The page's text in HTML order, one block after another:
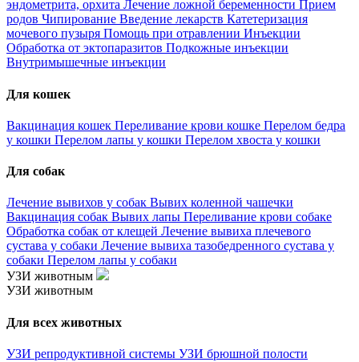
эндометрита, орхита Лечение ложной беременности Прием
родов Чипирование Введение лекарств Катетеризация
мочевого пузыря Помощь при отравлении Инъекции
Обработка от эктопаразитов Подкожные инъекции
Внутримышечные инъекции
Для кошек
Вакцинация кошек Переливание крови кошке Перелом бедра
у кошки Перелом лапы у кошки Перелом хвоста у кошки
Для собак
Лечение вывихов у собак Вывих коленной чашечки
Вакцинация собак Вывих лапы Переливание крови собаке
Обработка собак от клещей Лечение вывиха плечевого
сустава у собаки Лечение вывиха тазобедренного сустава у
собаки Перелом лапы у собаки
УЗИ животным
УЗИ животным
Для всех животных
УЗИ репродуктивной системы УЗИ брюшной полости